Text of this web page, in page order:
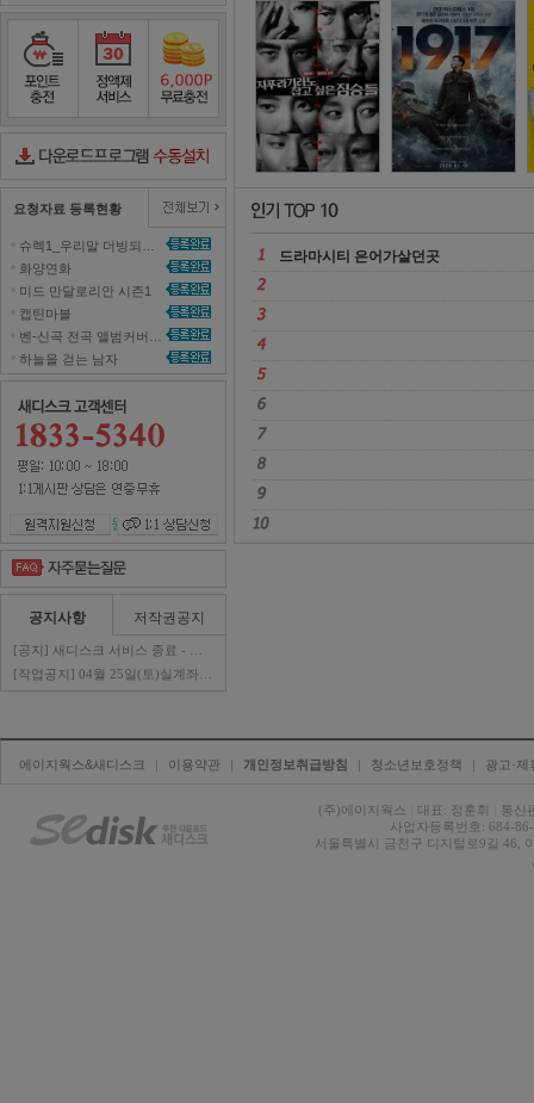
포인트충전 정액제서비스포인트무료충전
다운로드컨트롤러수동설치
요청자료 등록현황
화양연화
미드 만달로리안 시즌1
캡틴마블
하늘을 걷는 남자
원격지원신청 1대1 상담신청
공지사항 저작권공지
드라마시티 은어가살던곳
에이지웍스&새디스크 | 이용약관 | 개인정보취급방침 | 청소년보호정책 | 광고·제
(주)에이지웍스 대표: 정훈휘
통신
사업자등록번호: 684-
서울특별시 금천구 디지털로9길 46,